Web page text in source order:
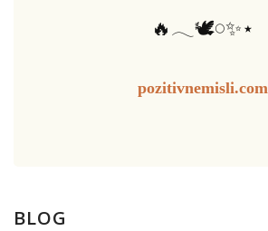
🔥𓂃🕊️𓏸✨⋆
pozitivnemisli.com
BLOG